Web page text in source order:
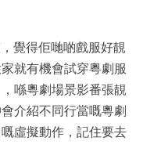
覺得佢哋啲戲服好靚
就有機會試穿粵劇服
喺粵劇場景影番張靚
介紹不同行當嘅粵劇
虛擬動作，記住要去